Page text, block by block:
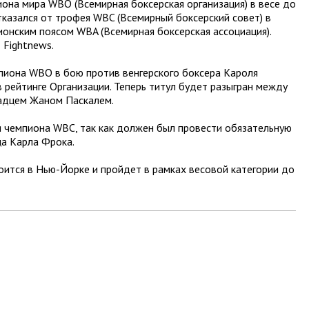
мира WBO (Всемирная боксерская организация) в весе до
от трофея WBC (Всемирный боксерский совет) в
поясом WBA (Всемирная боксерская ассоциация).
Fightnews.
WBO в бою против венгерского боксера Кароля
Организации. Теперь титул будет разыгран между
Жаном Паскалем.
WBC, так как должен был провести обязательную
Карла Фрока.
в Нью-Йорке и пройдет в рамках весовой категории до